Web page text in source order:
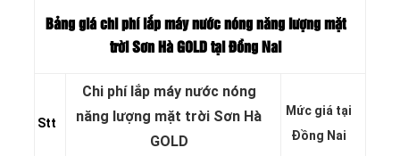
Bảng giá chi phí lắp máy nước nóng năng lượng mặt
trời Sơn Hà GOLD tại Đồng Nai
Stt
Chi phí lắp máy nước nóng
năng lượng mặt trời Sơn Hà
GOLD
Mức giá tại
Đồng Nai